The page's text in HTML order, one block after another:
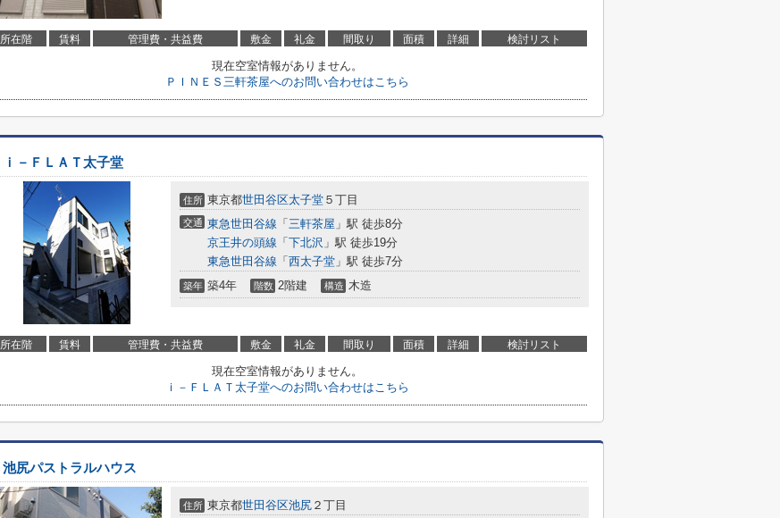
所在階 賃料 管理費・共益費 敷金 礼金 間取り 面積 詳細 検討リスト
現在空室情報がありません。
ＰＩＮＥＳ三軒茶屋へのお問い合わせはこちら
ｉ－ＦＬＡＴ太子堂
住所 東京都世田谷区太子堂 ５丁目
交通 東急世田谷線 「 三軒茶屋 」駅 徒歩8分
京王井の頭線 「 下北沢 」駅 徒歩19分
東急世田谷線 「 西太子堂 」駅 徒歩7分
築年 築4年 階数 2階建 構造 木造
所在階 賃料 管理費・共益費 敷金 礼金 間取り 面積 詳細 検討リスト
現在空室情報がありません。
ｉ－ＦＬＡＴ太子堂へのお問い合わせはこちら
池尻パストラルハウス
住所 東京都世田谷区池尻 ２丁目